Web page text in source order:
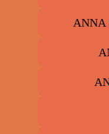
ANNA